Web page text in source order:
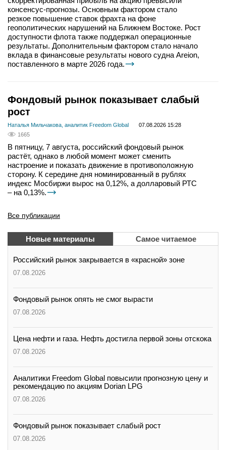
консенсус-прогнозы. Основным фактором стало
резкое повышение ставок фрахта на фоне
геополитических нарушений на Ближнем Востоке. Рост
доступности флота также поддержал операционные
результаты. Дополнительным фактором стало начало
вклада в финансовые результаты нового судна Areion,
поставленного в марте 2026 года.
Фондовый рынок показывает слабый
рост
Наталья Мильчакова, аналитик Freedom Global
07.08.2026 15:28
1665
В пятницу, 7 августа, российский фондовый рынок
растёт, однако в любой момент может сменить
настроение и показать движение в противоположную
сторону. К середине дня номинированный в рублях
индекс Мосбиржи вырос на 0,12%, а долларовый РТС
– на 0,13%.
Все публикации
Новые материалы Самое читаемое
Российский рынок закрывается в «красной» зоне
07.08.2026
Фондовый рынок опять не смог вырасти
07.08.2026
Цена нефти и газа. Нефть достигла первой зоны отскока
07.08.2026
Аналитики Freedom Global повысили прогнозную цену и
рекомендацию по акциям Dorian LPG
07.08.2026
Фондовый рынок показывает слабый рост
07.08.2026